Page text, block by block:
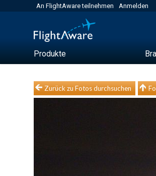
An FlightAware teilnehmen Anmelden
Produkte
Zurück zu Fotos durchsuchen